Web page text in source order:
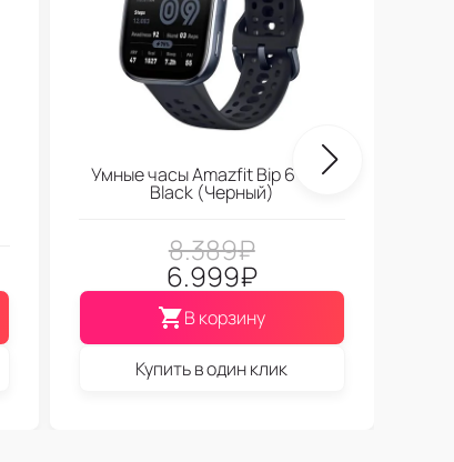
Умные часы Amazfit Bip 6 Soft
Black (Черный)
8.389₽
6.999₽
В корзину
Купить в один клик